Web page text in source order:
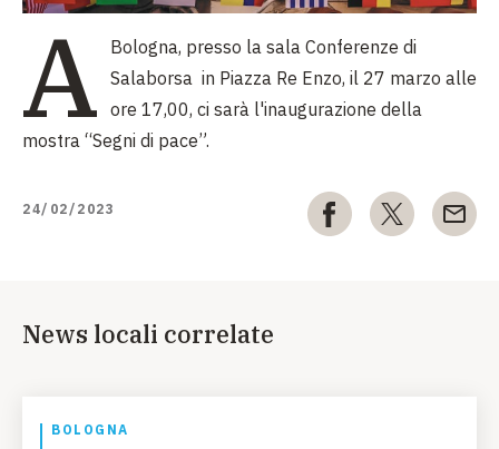
A
Bologna, presso la sala Conferenze di
Salaborsa in Piazza Re Enzo, il 27 marzo alle
ore 17,00, ci sarà l'inaugurazione della
mostra “Segni di pace”.
24/02/2023
News locali correlate
BOLOGNA